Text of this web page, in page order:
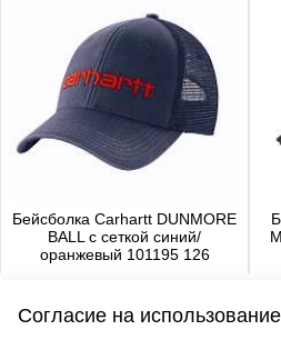
Бейсболка Carhartt DUNMORE
BALL с сеткой синий/
оранжевый 101195 126
Согласие на